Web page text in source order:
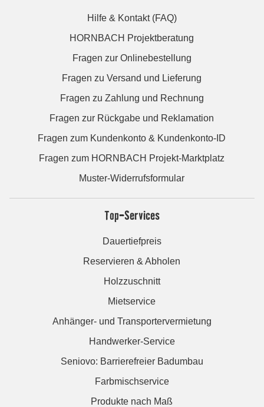
Hilfe & Kontakt (FAQ)
HORNBACH Projektberatung
Fragen zur Onlinebestellung
Fragen zu Versand und Lieferung
Fragen zu Zahlung und Rechnung
Fragen zur Rückgabe und Reklamation
Fragen zum Kundenkonto & Kundenkonto-ID
Fragen zum HORNBACH Projekt-Marktplatz
Muster-Widerrufsformular
Top-Services
Dauertiefpreis
Reservieren & Abholen
Holzzuschnitt
Mietservice
Anhänger- und Transportervermietung
Handwerker-Service
Seniovo: Barrierefreier Badumbau
Farbmischservice
Produkte nach Maß